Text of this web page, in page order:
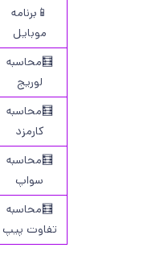
📱برنامه
موبایل
🧮محاسبه
لوریج
🧮محاسبه
کارمزد
🧮محاسبه
سواپ
🧮محاسبه
تفاوت پیپ